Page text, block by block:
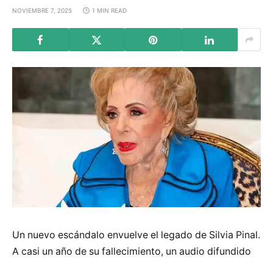
NOVIEMBRE 7, 2025 1 MIN READ
Un nuevo escándalo envuelve el legado de Silvia Pinal.
A casi un año de su fallecimiento, un audio difundido